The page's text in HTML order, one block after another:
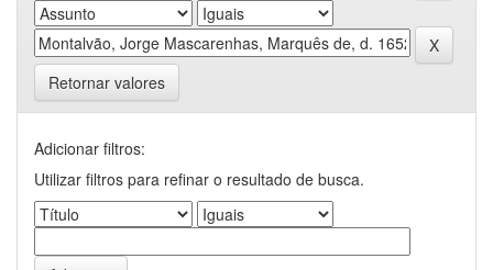
Retornar valores
Adicionar filtros:
Utilizar filtros para refinar o resultado de busca.